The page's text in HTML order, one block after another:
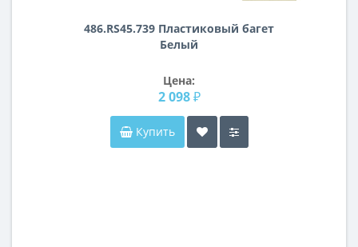
486.RS45.739 Пластиковый багет
Белый
Цена:
2 098 ₽
Купить